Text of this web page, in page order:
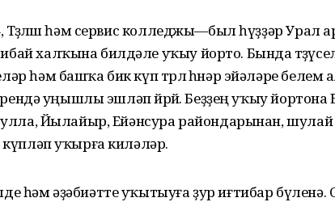
һәм сервис колледжы—был һүҙҙәр Урал
халҡына билдәле уҡыу йорто. Бында
һәм башҡа бик күп төрлө һөнәр эйәләре белем
уңышлы эшләп йөрөй. Беҙҙең уҡыу
Йылайыр, Ейәнсура райондарынан,
күпләп уҡырға киләләр.
һәм әҙәбиәтте уҡытыуға ҙур иғтибар бүленә.